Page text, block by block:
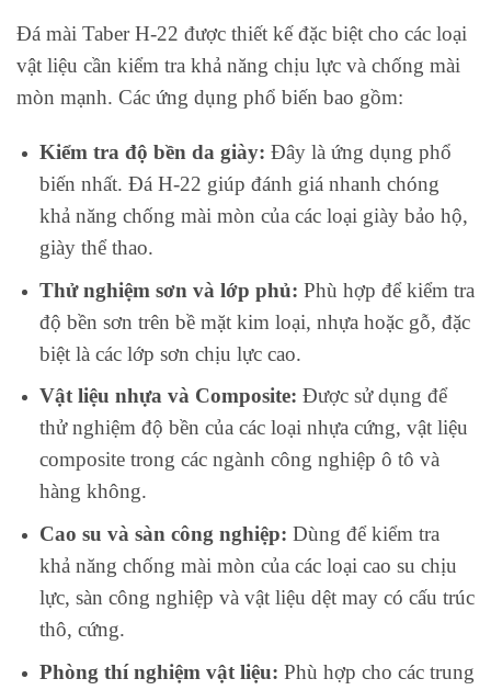
Đá mài Taber H-22 được thiết kế đặc biệt cho các loại
vật liệu cần kiểm tra khả năng chịu lực và chống mài
mòn mạnh. Các ứng dụng phổ biến bao gồm:
Kiểm tra độ bền da giày: Đây là ứng dụng phổ
biến nhất. Đá H-22 giúp đánh giá nhanh chóng
khả năng chống mài mòn của các loại giày bảo hộ,
giày thể thao.
Thử nghiệm sơn và lớp phủ: Phù hợp để kiểm tra
độ bền sơn trên bề mặt kim loại, nhựa hoặc gỗ, đặc
biệt là các lớp sơn chịu lực cao.
Vật liệu nhựa và Composite: Được sử dụng để
thử nghiệm độ bền của các loại nhựa cứng, vật liệu
composite trong các ngành công nghiệp ô tô và
hàng không.
Cao su và sàn công nghiệp: Dùng để kiểm tra
khả năng chống mài mòn của các loại cao su chịu
lực, sàn công nghiệp và vật liệu dệt may có cấu trúc
thô, cứng.
Phòng thí nghiệm vật liệu: Phù hợp cho các trung